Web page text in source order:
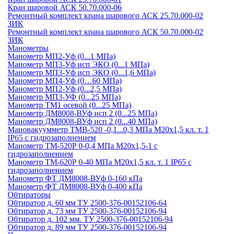
Кран шаровой АСК 50.70.000-06
Ремонтный комплект крана шарового АСК 25.70.000-02
ЗИК
Ремонтный комплект крана шарового АСК 50.70.000-02
ЗИК
Манометры
Манометр МП2-Уф (0...1 МПа)
Манометр МП3-Уф исп ЭКО (0...1 МПа)
Манометр МП3-Уф исп ЭКО (0...1,6 МПа)
Манометр МП4-Уф (0…60 МПа)
Манометр МП2-Уф (0...2,5 МПа)
Манометр МП3-УФ (0...25 МПа)
Манометр ТМ1 осевой (0...25 МПа)
Манометр ДМ8008-ВУф исп 2 (0...25 МПа)
Манометр ДМ8008-ВУф исп 2 (0...40 МПа)
Мановакуумметр ТМВ-520 -0,1...0,3 МПа М20х1,5 кл. т. 1
IP65 c гидрозаполнением
Манометр ТМ-520Р 0-0,4 МПа М20х1,5-1 c
гидрозаполнением
Манометр ТМ-620Р 0-40 МПа М20х1,5 кл. т. 1 IP65 c
гидрозаполнением
Манометр ФТ ДМ8008-ВУф 0-160 кПа
Манометр ФТ ДМ8008-ВУф 0-400 кПа
Обтираторы
Обтиратор д. 60 мм ТУ 2500-376-00152106-64
Обтиратор д. 73 мм ТУ 2500-376-00152106-94
Обтиратор д. 102 мм. ТУ 2500-376-00152106-94
Обтиратор д. 89 мм ТУ 2500-376-00152106-94